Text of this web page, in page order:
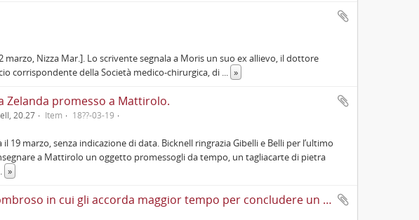
Nizza Mar.]. Lo scrivente segnala a Moris un suo ex allievo, il dottore
corrispondente della Società medico-chirurgica, di ... »
Zelanda promesso a Mattirolo.
20.27 Item
18??-03-19
19 marzo, senza indicazione di data. Bicknell ringrazia Gibelli e Belli per l’ultimo
a Mattirolo un oggetto promessogli da tempo, un tagliacarte di pietra
»
Cartolina postale di Gaetano Pini a Cesare Lombroso in cui gli accorda maggior tempo per concludere un suo lavoro e lo informa che Vallardi ha a disposizione solo le immagini usate per il "Trattato elementare di anatomia" di Strambio e che se preferisce può inviarne altre; gli propone inoltre di fare una monografia sul cranio "Anatomia normale, antropologia e anatomia patologica" se ciò gli facilitasse l'opera